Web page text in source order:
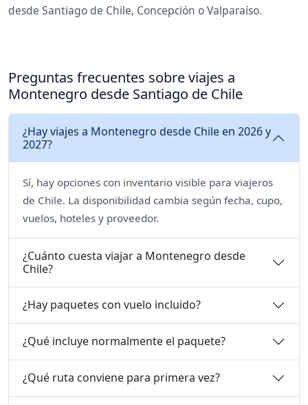
desde Santiago de Chile, Concepción o Valparaíso.
Preguntas frecuentes sobre viajes a
Montenegro desde Santiago de Chile
¿Hay viajes a Montenegro desde Chile en 2026 y
2027?
Sí, hay opciones con inventario visible para viajeros
de Chile. La disponibilidad cambia según fecha, cupo,
vuelos, hoteles y proveedor.
¿Cuánto cuesta viajar a Montenegro desde
Chile?
¿Hay paquetes con vuelo incluido?
¿Qué incluye normalmente el paquete?
¿Qué ruta conviene para primera vez?